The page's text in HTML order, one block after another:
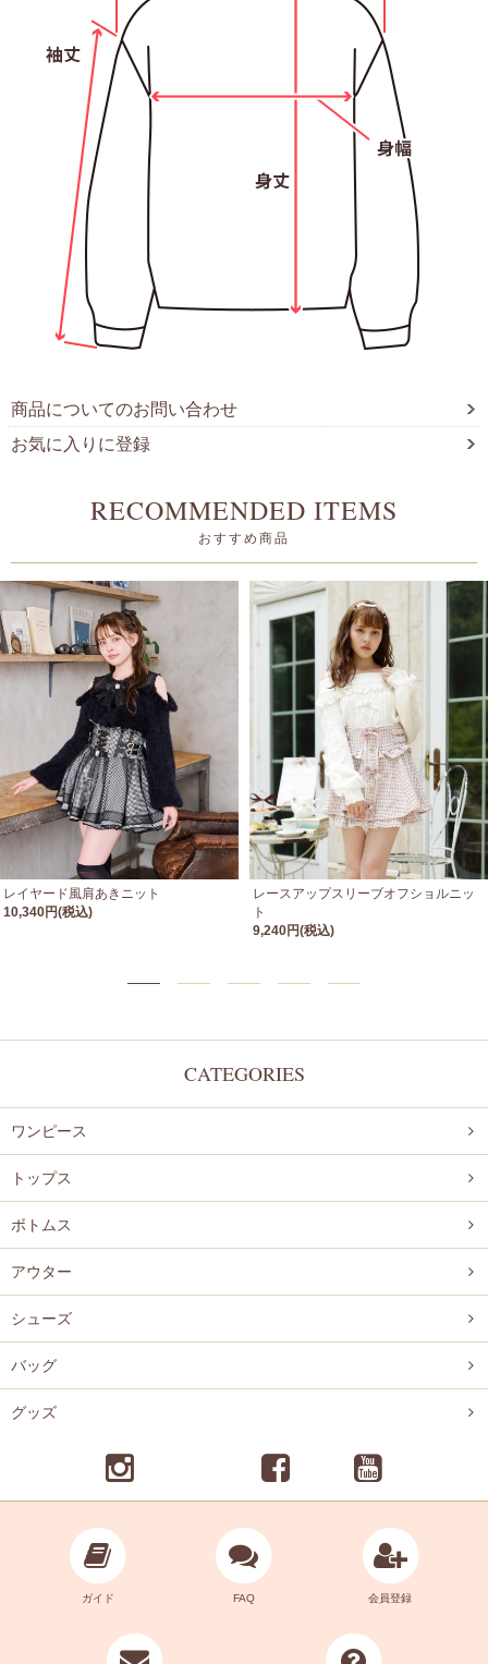
商品についてのお問い合わせ
お気に入りに登録
RECOMMENDED ITEMS
おすすめ商品
レイヤード風肩あきニット
10,340円(税込)
レースアップスリーブオフショルニッ
ト
9,240円(税込)
CATEGORIES
ワンピース
トップス
ボトムス
アウター
シューズ
バッグ
グッズ
ガイド FAQ 会員登録